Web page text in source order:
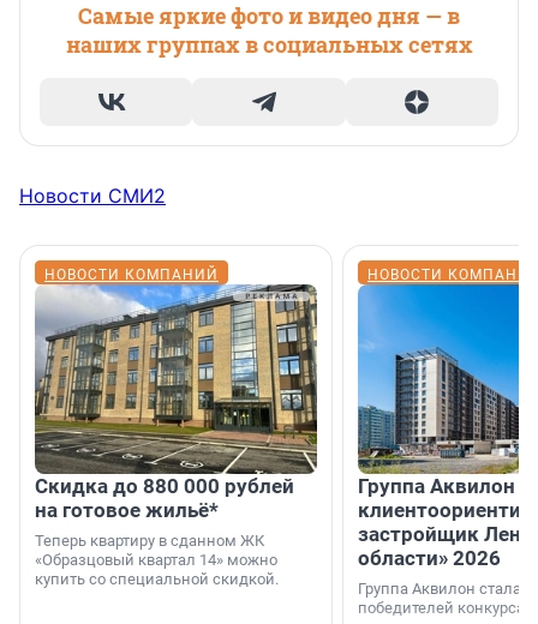
Самые яркие фото и видео дня — в
наших группах в социальных сетях
Новости СМИ2
НОВОСТИ КОМПАНИЙ
Скидка до 880 000 рублей
на готовое жильё*
Теперь квартиру в сданном ЖК
«Образцовый квартал 14» можно
купить со специальной скидкой.
НОВОСТИ
Группа Аквилон
застройщик
области» 2026
Группа Аквилон стала
победителей конкурса